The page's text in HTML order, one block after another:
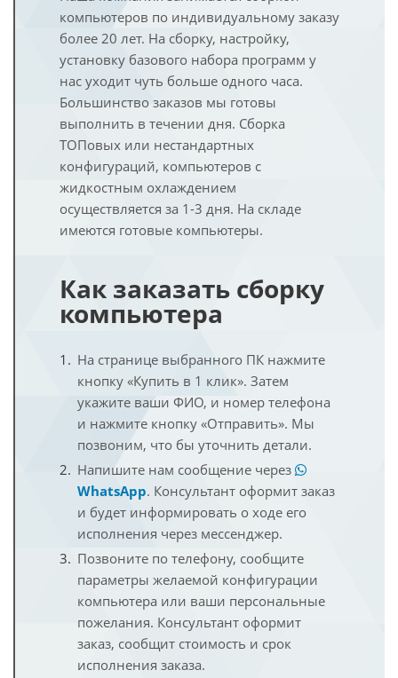
компьютеров по индивидуальному заказу
более 20 лет. На сборку, настройку,
установку базового набора программ у
нас уходит чуть больше одного часа.
Большинство заказов мы готовы
выполнить в течении дня. Сборка
ТОПовых или нестандартных
конфигураций, компьютеров с
жидкостным охлаждением
осуществляется за 1-3 дня. На складе
имеются готовые компьютеры.
Как заказать сборку
компьютера
На странице выбранного ПК нажмите
кнопку «Купить в 1 клик». Затем
укажите ваши ФИО, и номер телефона
и нажмите кнопку «Отправить». Мы
позвоним, что бы уточнить детали.
Напишите нам сообщение через
WhatsApp. Консультант оформит заказ
и будет информировать о ходе его
исполнения через мессенджер.
Позвоните по телефону, сообщите
параметры желаемой конфигурации
компьютера или ваши персональные
пожелания. Консультант оформит
заказ, сообщит стоимость и срок
исполнения заказа.